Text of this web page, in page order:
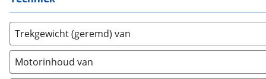
Farizon
Ferrari (15)
Fiat (2461)
Ford (8571)
Ford USA
Trekgewicht (geremd) van
Motorinhoud van